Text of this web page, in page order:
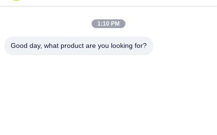
আমাদের সম্পর্কে
কারখানা ভ্রমণ
মান নিয়ন্ত্রণ
1:10 PM
Good day, what product are you looking for?